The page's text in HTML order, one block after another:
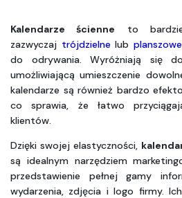
Kalendarze ścienne to
zazwyczaj trójdzielne lub planszowe
do odrywania. Wyróżniają się
umożliwiającą umieszczenie
kalendarze są również bardzo
co sprawia, że łatwo
klientów.
Dzięki swojej elastyczności,
są idealnym narzędziem
przedstawienie pełnej gamy
wydarzenia, zdjęcia i logo firmy.